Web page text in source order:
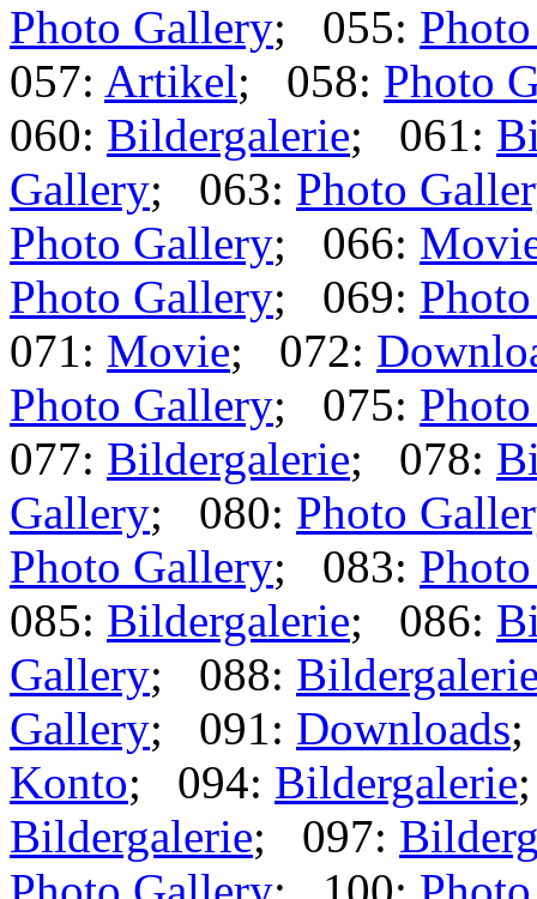
Photo Gallery; 055:
057: Artikel; 058: Photo
060: Bildergalerie; 061:
Gallery; 063: Photo
Photo Gallery; 066:
Photo Gallery; 069:
071: Movie; 072:
Photo Gallery; 075:
077: Bildergalerie; 078:
Gallery; 080: Photo
Photo Gallery; 083:
085: Bildergalerie; 086:
Gallery; 088:
Gallery; 091: Downloads
Konto; 094: Bildergalerie
Bildergalerie; 097: